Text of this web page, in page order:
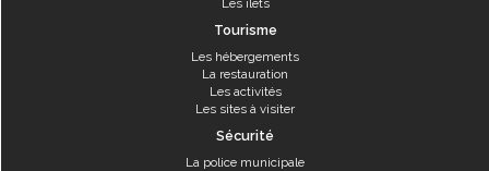
Les îlets
Tourisme
Les hébergements
La restauration
Les activités
Les sites à visiter
Sécurité
La police municipale